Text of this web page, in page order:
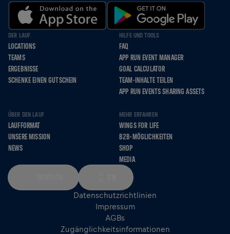
DER LAUF
LOCATIONS
TEAMS
ERGEBNISSE
SCHENKE EINEN GUTSCHEIN
HILFE UND TOOLS
FAQ
APP RUN EVENT MANAGER
GOAL CALCULATOR
TEAM-INHALTE TEILEN
APP RUN EVENTS SHARING ASSETS
ÜBER DEN LAUF
LAUFFORMAT
UNSERE MISSION
NEWS
MEHR ERFAHREN
WINGS FOR LIFE
B2B-MÖGLICHKEITEN
SHOP
MEDIA
Datenschutzrichtlinien
Impressum
AGBs
Zugänglichkeitsinformationen